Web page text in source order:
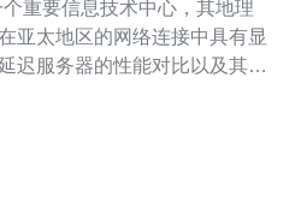
亚太地区的网络连接中具有显
迟服务器的性能对比以及其在